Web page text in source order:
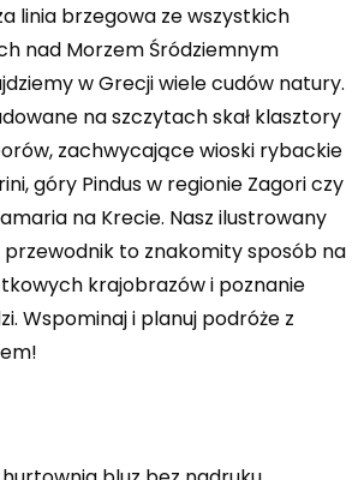
linia brzegowa ze wszystkich
nad Morzem Śródziemnym
w Grecji wiele cudów natury.
na szczytach skał klasztory
zachwycające wioski rybackie
góry Pindus w regionie Zagori czy
na Krecie. Nasz ilustrowany
to znakomity sposób na
krajobrazów i poznanie
Wspominaj i planuj podróże z